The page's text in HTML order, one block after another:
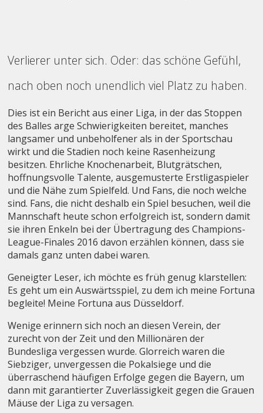
Verlierer unter sich. Oder: das schöne Gefühl,
nach oben noch unendlich viel Platz zu haben.
Dies ist ein Bericht aus einer Liga, in der das Stoppen
des Balles arge Schwierigkeiten bereitet, manches
langsamer und unbeholfener als in der Sportschau
wirkt und die Stadien noch keine Rasenheizung
besitzen. Ehrliche Knochenarbeit, Blutgrätschen,
hoffnungsvolle Talente, ausgemusterte Erstligaspieler
und die Nähe zum Spielfeld. Und Fans, die noch welche
sind. Fans, die nicht deshalb ein Spiel besuchen, weil die
Mannschaft heute schon erfolgreich ist, sondern damit
sie ihren Enkeln bei der Übertragung des Champions-
League-Finales 2016 davon erzählen können, dass sie
damals ganz unten dabei waren.
Geneigter Leser, ich möchte es früh genug klarstellen:
Es geht um ein Auswärtsspiel, zu dem ich meine Fortuna
begleite! Meine Fortuna aus Düsseldorf.
Wenige erinnern sich noch an diesen Verein, der
zurecht von der Zeit und den Millionären der
Bundesliga vergessen wurde. Glorreich waren die
Siebziger, unvergessen die Pokalsiege und die
überraschend häufigen Erfolge gegen die Bayern, um
dann mit garantierter Zuverlässigkeit gegen die Grauen
Mäuse der Liga zu versagen.